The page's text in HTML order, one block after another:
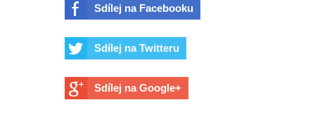
Sdílej na Facebooku
Sdílej na Twitteru
Sdílej na Google+